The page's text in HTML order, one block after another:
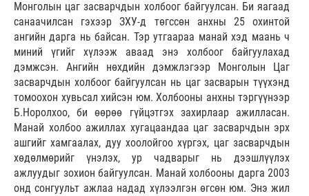
Монголын цаг засварчдын холбоог байгуулсан. Би яагаад
санаачилсан гэхээр ЗХУ-д төгссөн анхны 25 охинтой
ангийн дарга нь байсан. Тэр утгаараа манай хэд маань ч
миний үгийг хүлээж аваад энэ холбоог байгуулахад
дэмжсэн. Ангийн нөхдийн дэмжлэгээр Монголын Цаг
засварчдын холбоог байгуулсан нь цаг засварын түүхэнд
томоохон хувьсал хийсэн юм. Холбооны анхны тэргүүнээр
Б.Норолхоо, би өөрөө гүйцэтгэх захирлаар ажилласан.
Манай холбоо ажиллах хугацаандаа цаг засварчдын эрх
ашгийг хамгаалах, дуу хоолойгоо хүргэх, цаг засварчдын
хөдөлмөрийг үнэлэх, ур чадварыг нь дээшлүүлэх
ажлуудыг зохион байгуулсан. Манай холбооны дарга 2003
онд сонгуульт ажлаа надад хүлээлгэн өгсөн юм. Энэ жил